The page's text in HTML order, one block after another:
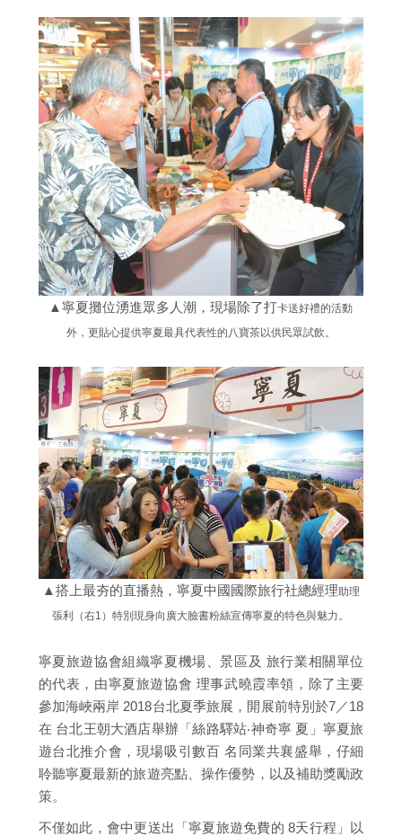
▲寧夏攤位湧進眾多人潮，現場除了打卡送好禮的活動
外，更貼心提供寧夏最具代表性的八寶茶以供民眾試飲。
▲搭上最夯的直播熱，寧夏中國國際旅行社總經理助理
張利（右1）特別現身向廣大臉書粉絲宣傳寧夏的特色與魅力。
寧夏旅遊協會組織寧夏機場、景區及 旅行業相關單位
的代表，由寧夏旅遊協會 理事武曉霞率領，除了主要
參加海峽兩岸 2018台北夏季旅展，開展前特別於7／18
在 台北王朝大酒店舉辦「絲路驛站‧神奇寧 夏」寧夏旅
遊台北推介會，現場吸引數百 名同業共襄盛舉，仔細
聆聽寧夏最新的旅遊亮點、操作優勢，以及補助獎勵政
策。
不僅如此，會中更送出「寧夏旅遊免費的 8天行程」以